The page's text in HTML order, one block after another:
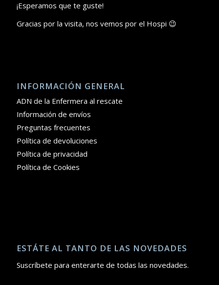
¡Esperamos que te guste!
Gracias por la visita, nos vemos por el Hospi 😉
INFORMACIÓN GENERAL
ADN de la Enfermera al rescate
Información de envíos
Preguntas frecuentes
Política de devoluciones
Política de privacidad
Política de Cookies
ESTÁTE AL TANTO DE LAS NOVEDADES
Suscríbete para enterarte de todas las novedades.